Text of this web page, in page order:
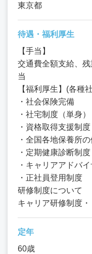
東京都
待遇・福利厚生
【手当】
交通費全額支給、
当
【福利厚生】(各種
・社会保険完備
・社宅制度（単身）
・資格取得支援制度
・全国各地保養所
・定期健康診断制
・キャリアアドバ
・正社員登用制度
研修制度について
キャリア研修制度
定年
60歳